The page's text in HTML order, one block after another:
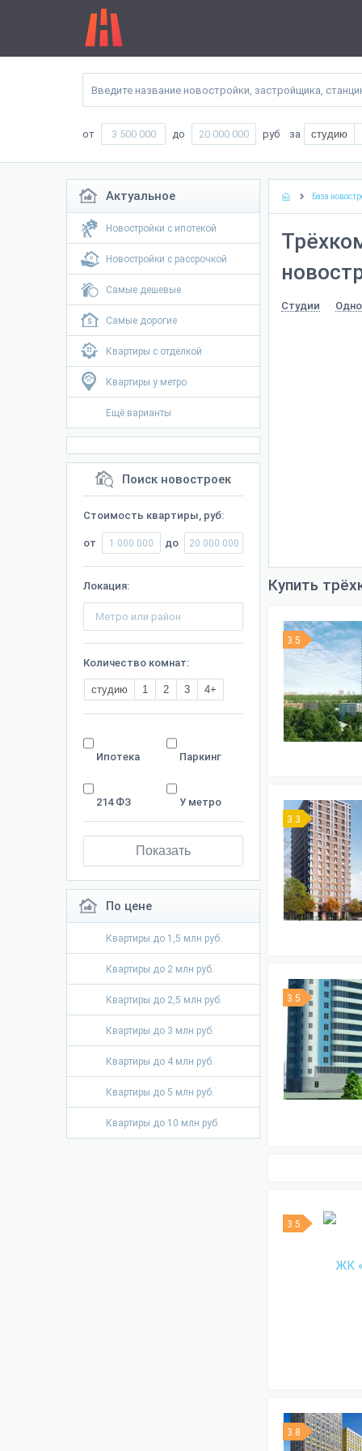
от до руб за студию
Актуальное
Новостройки с ипотекой
Новостройки с рассрочкой
Самые дешевые
Самые дорогие
Квартиры с отделкой
Квартиры у метро
Ещё варианты
Поиск новостроек
Стоимость квартиры, руб:
от до
Локация:
Количество комнат:
студию 1 2 3 4+
Ипотека Паркинг
214 ФЗ У метро
Показать
По цене
Квартиры до 1,5 млн руб.
Квартиры до 2 млн руб.
Квартиры до 2,5 млн руб.
Квартиры до 3 млн руб.
Квартиры до 4 млн руб.
Квартиры до 5 млн руб.
Квартиры до 10 млн руб.
База
Студии
Купить
3.5
3.3
3.5
3.5
3.8